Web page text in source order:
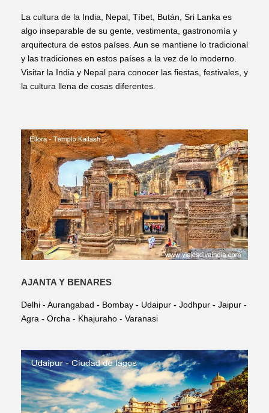
La cultura de la India, Nepal, Tíbet, Bután, Sri Lanka es
algo inseparable de su gente, vestimenta, gastronomía y
arquitectura de estos países. Aun se mantiene lo tradicional
y las tradiciones en estos países a la vez de lo moderno.
Visitar la India y Nepal para conocer las fiestas, festivales, y
la cultura llena de cosas diferentes.
AJANTA Y BENARES
Delhi - Aurangabad - Bombay - Udaipur - Jodhpur - Jaipur -
Agra - Orcha - Khajuraho - Varanasi